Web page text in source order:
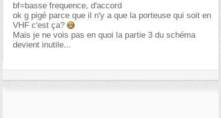
bf=basse frequence, d'accord
ok g pigé parce que il n'y a que la porteuse qui soit en
VHF c'est ça?
Mais je ne vois pas en quoi la partie 3 du schéma
devient inutile...